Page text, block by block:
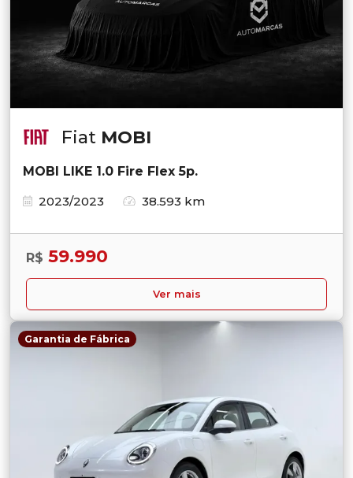
Fiat MOBI
MOBI LIKE 1.0 Fire Flex 5p.
2023/2023
38.593 km
R$ 59.990
Ver mais
Garantia de Fábrica